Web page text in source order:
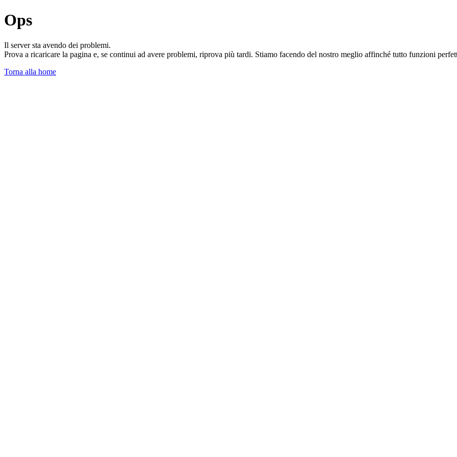
Ops
Il server sta avendo dei problemi.
Prova a ricaricare la pagina e, se continui ad avere problemi, riprova più tardi. Stiamo facendo del nostro meglio affinché tutto funzioni
Torna alla home